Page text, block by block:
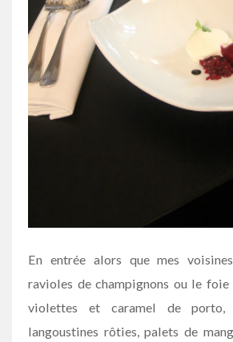
En entrée alors que mes
ravioles de champignons ou le foie
violettes et caramel de porto,
langoustines rôties, palets de